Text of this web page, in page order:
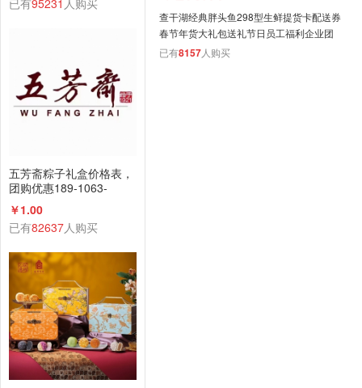
已有95231 人购买
五芳斋粽子礼盒价格表，
团购优惠189-1063-
2198(微信同号)
￥1.00
已有82637人购买
查干湖经典胖头鱼298型生鲜提货卡配送券
春节年货大礼包送礼节日员工福利企业团
购礼品--副本
已有8157人购买